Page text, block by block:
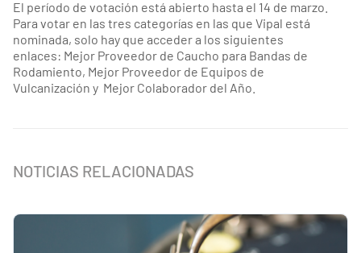
El período de votación está abierto hasta el 14 de marzo.
Para votar en las tres categorías en las que Vipal está
nominada, solo hay que acceder a los siguientes
enlaces: Mejor Proveedor de Caucho para Bandas de
Rodamiento, Mejor Proveedor de Equipos de
Vulcanización y Mejor Colaborador del Año.
NOTICIAS RELACIONADAS